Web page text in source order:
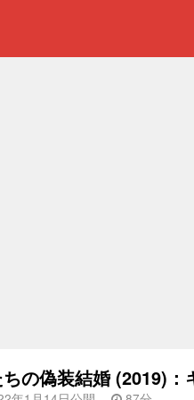
の偽装結婚 (2019)